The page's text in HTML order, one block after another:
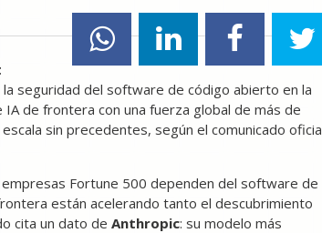
seguridad del software de código abierto en la
de frontera con una fuerza global de más de
sin precedentes, según el comunicado
Fortune 500 dependen del software de
están acelerando tanto el descubrimiento
cita un dato de Anthropic: su modelo más